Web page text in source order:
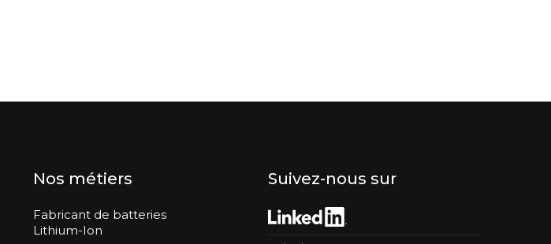
Nos métiers
Fabricant de batteries
Lithium-Ion
Suivez-nous sur